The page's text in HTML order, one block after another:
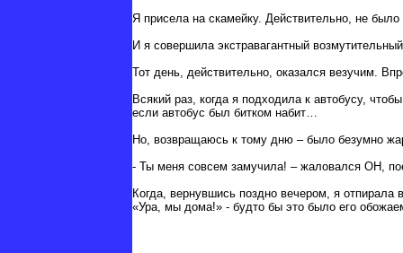
Я присела на скамейку. Действительно, не было
И я совершила экстравагантный
Тот день, действительно, оказался везучим.
Всякий раз, когда я подходила к автобусу,
если автобус был битком набит…
Но, возвращаюсь к тому дню – было безумно
- Ты меня совсем замучила! – жаловался ОН,
Когда, вернувшись поздно вечером, я
«Ура, мы дома!» - будто бы это было его